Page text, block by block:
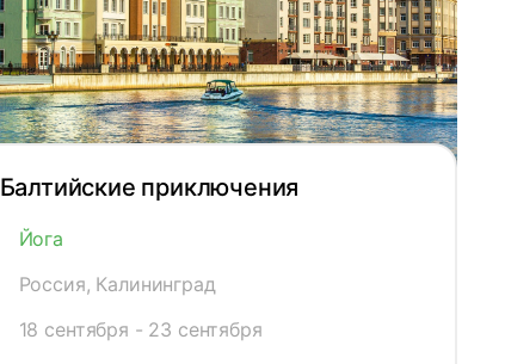
Балтийские приключения
Йога
Россия, Калининград
18 сентября - 23 сентября